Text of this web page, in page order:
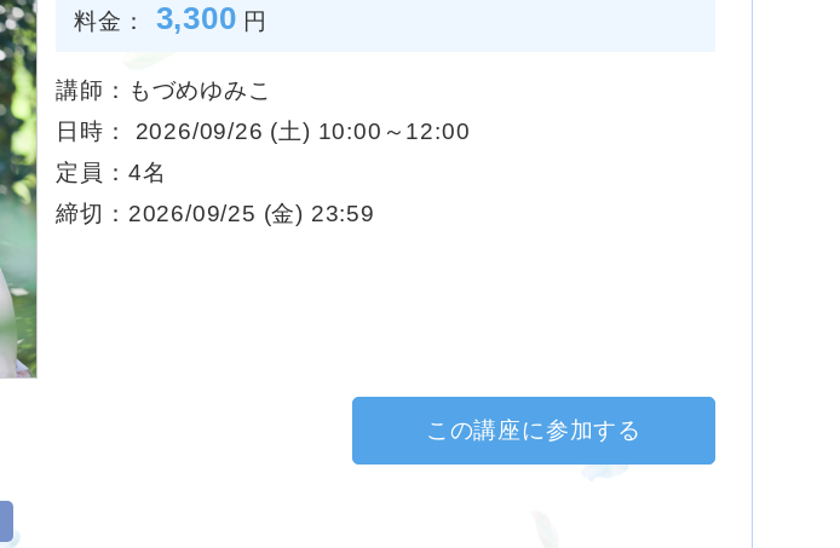
料金： 3,300 円
講師：もづめゆみこ
日時： 2026/09/26 (土) 10:00～12:00
定員：4名
締切：2026/09/25 (金) 23:59
この講座に参加する